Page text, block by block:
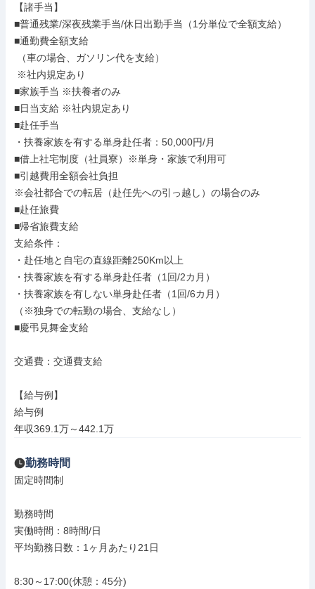
【諸手当】
■普通残業/深夜残業手当/休日出勤手当（1分単位で全額支給）
■通勤費全額支給
■家族手当 ※扶養者のみ
■日当支給 ※社内規定あり
■赴任手当
・扶養家族を有する単身赴任者：50,000円/月
■借上社宅制度（社員寮）※単身・家族で利用可
■引越費用全額会社負担
※会社都合での転居（赴任先への引っ越し）の場合のみ
■赴任旅費
■帰省旅費支給
支給条件：
・赴任地と自宅の直線距離250Km以上
・扶養家族を有する単身赴任者（1回/2カ月）
・扶養家族を有しない単身赴任者（1回/6カ月）
（※独身での転勤の場合、支給なし）
■慶弔見舞金支給
交通費：交通費支給
【給与例】
給与例
年収369.1万～442.1万
勤務時間
固定時間制
勤務時間
実働時間：8時間/日
平均勤務日数：1ヶ月あたり21日
8:30～17:00(休憩：45分)